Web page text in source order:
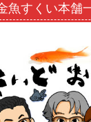
魚すくい本舗